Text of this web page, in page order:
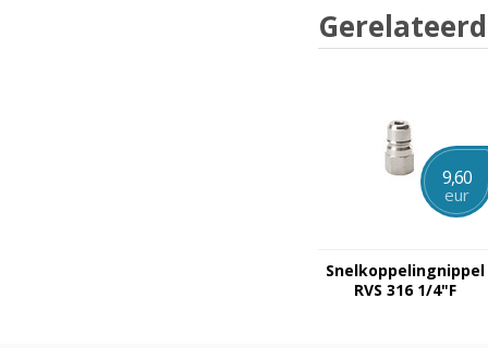
9,60
eur
Snelkoppelingnippel
RVS 316 1/4"F